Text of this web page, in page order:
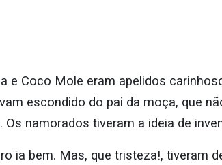
e Coco Mole eram apelidos
escondido do pai da moça, que
Os namorados tiveram a ideia de
ia bem. Mas, que tristeza!, tiveram